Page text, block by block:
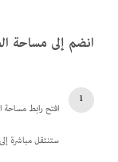
انضم إلى مساحة
افتح رابط مساحة
ستنتقل مباشرة